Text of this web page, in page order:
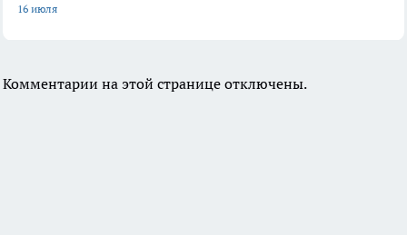
16 июля
Комментарии на этой странице отключены.